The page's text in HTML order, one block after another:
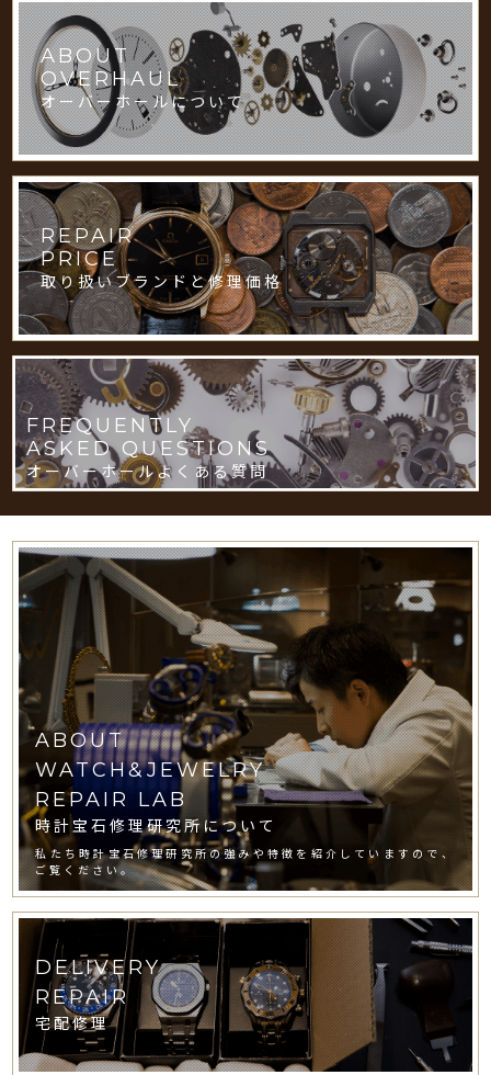
ABOUT
OVERHAUL
オーバーホールについて
REPAIR
PRICE
取り扱いブランドと修理価格
FREQUENTLY
ASKED QUESTIONS
オーバーホールよくある質問
ABOUT
WATCH&JEWELRY
REPAIR LAB
時計宝石修理研究所について
私たち時計宝石修理研究所の強みや特徴を紹介していますので、
ご覧ください。
DELIVERY
REPAIR
宅配修理